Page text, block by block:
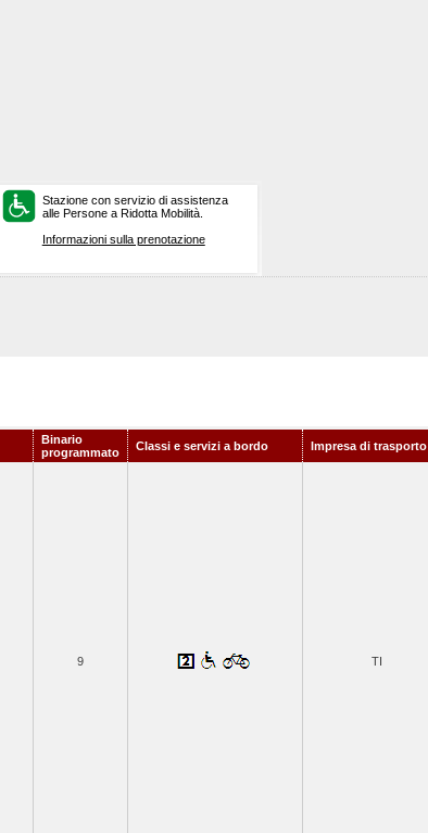
Stazione con servizio di assistenza
alle Persone a Ridotta Mobilità.
Informazioni sulla prenotazione
Binario
programmato
Classi e servizi a bordo Impresa di trasporto
9 TI